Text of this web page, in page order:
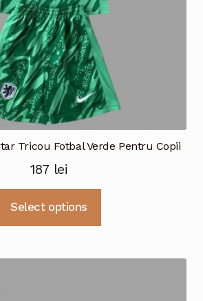
produsului.
Tricou Fotbal Verde Pentru Copii
187 lei
Select options